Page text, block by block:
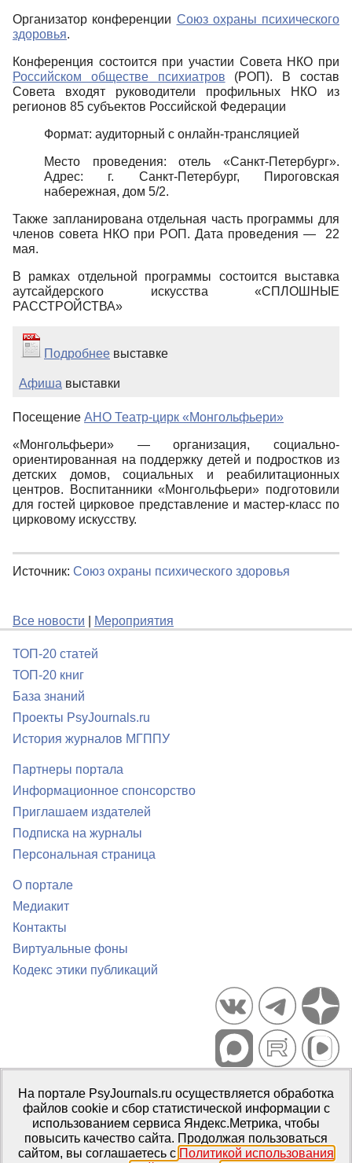
Организатор конференции Союз охраны психического
здоровья.
Конференция состоится при участии Совета НКО при
Российском обществе психиатров (РОП). В состав
Совета входят руководители профильных НКО из
регионов 85 субъектов Российской Федерации
Формат: аудиторный с онлайн-трансляцией
Место проведения: отель «Санкт-Петербург».
Адрес: г. Санкт-Петербург, Пироговская
набережная, дом 5/2.
Также запланирована отдельная часть программы для
членов совета НКО при РОП. Дата проведения — 22
мая.
В рамках отдельной программы состоится выставка
аутсайдерского искусства «СПЛОШНЫЕ
РАССТРОЙСТВА»
Подробнее выставке
Афиша выставки
Посещение АНО Театр-цирк «Монгольфьери»
«Монгольфьери» — организация, социально-
ориентированная на поддержку детей и подростков из
детских домов, социальных и реабилитационных
центров. Воспитанники «Монгольфьери» подготовили
для гостей цирковое представление и мастер-класс по
цирковому искусству.
Источник: Союз охраны психического здоровья
Все новости Мероприятия
ТОП-20 статей
ТОП-20 книг
База знаний
Проекты PsyJournals.ru
История журналов МГППУ
Партнеры портала
Информационное спонсорство
Приглашаем издателей
Подписка на журналы
Персональная страница
О портале
Медиакит
Контакты
Виртуальные фоны
Кодекс этики публикаций
Портал психологических изданий PsyJournals.ru, 2007–2026
Правила использования материалов
Свидетельство регистрации СМИЭл № ФС77-66447 от 14 июля
2016 г.
Издатель: ФГБОУ ВО МГППУ
На портале PsyJournals.ru осуществляется обработка
файлов cookie и сбор статистической информации с
использованием сервиса Яндекс.Метрика, чтобы
повысить качество сайта. Продолжая пользоваться
сайтом, вы соглашаетесь с Политикой использования